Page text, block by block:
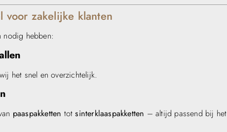
voor zakelijke klanten
nodig hebben:
het snel en overzichtelijk.
paaspakketten totsinterklaaspakketten – altijd passend bij het